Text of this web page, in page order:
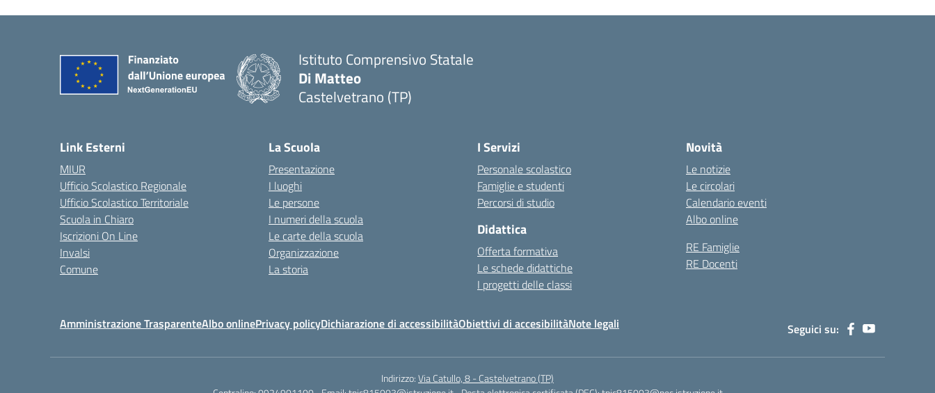
Istituto Comprensivo Statale
Di Matteo
Castelvetrano (TP)
Link Esterni
MIUR
Ufficio Scolastico Regionale
Ufficio Scolastico Territoriale
Scuola in Chiaro
Iscrizioni On Line
Invalsi
Comune
La Scuola
Presentazione
I luoghi
Le persone
I numeri della scuola
Le carte della scuola
Organizzazione
La storia
I Servizi
Personale scolastico
Famiglie e studenti
Percorsi di studio
Didattica
Offerta formativa
Le schede didattiche
I progetti delle classi
Novità
Le notizie
Le circolari
Calendario eventi
Albo online
RE Famiglie
RE Docenti
Amministrazione TrasparenteAlbo onlinePrivacy policyDichiarazione di accessibilitàObiettivi di accesibilitàNote legali Seguici su:
Indirizzo:Via Catullo, 8 - Castelvetrano (TP)